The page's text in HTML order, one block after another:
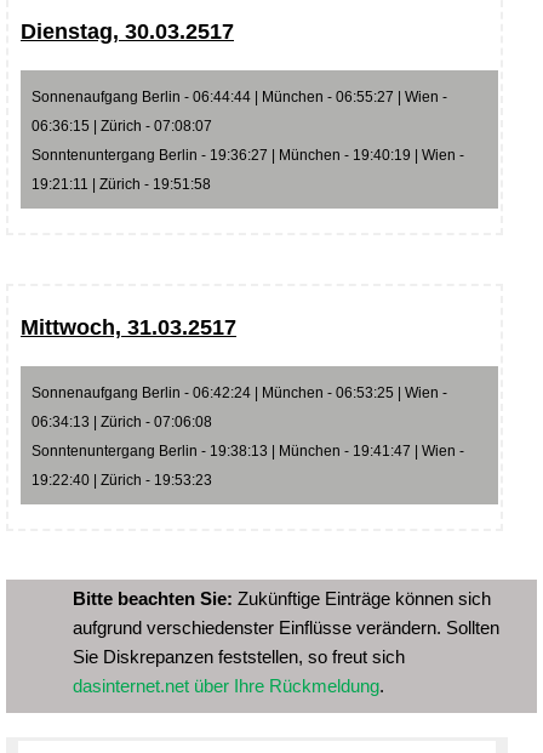
Dienstag, 30.03.2517
Sonnenaufgang Berlin - 06:44:44 | München - 06:55:27 | Wien -
06:36:15 | Zürich - 07:08:07
Sonntenuntergang Berlin - 19:36:27 | München - 19:40:19 | Wien -
19:21:11 | Zürich - 19:51:58
Mittwoch, 31.03.2517
Sonnenaufgang Berlin - 06:42:24 | München - 06:53:25 | Wien -
06:34:13 | Zürich - 07:06:08
Sonntenuntergang Berlin - 19:38:13 | München - 19:41:47 | Wien -
19:22:40 | Zürich - 19:53:23
Bitte beachten Sie: Zukünftige Einträge können sich
aufgrund verschiedenster Einflüsse verändern. Sollten
Sie Diskrepanzen feststellen, so freut sich
dasinternet.net über Ihre Rückmeldung.